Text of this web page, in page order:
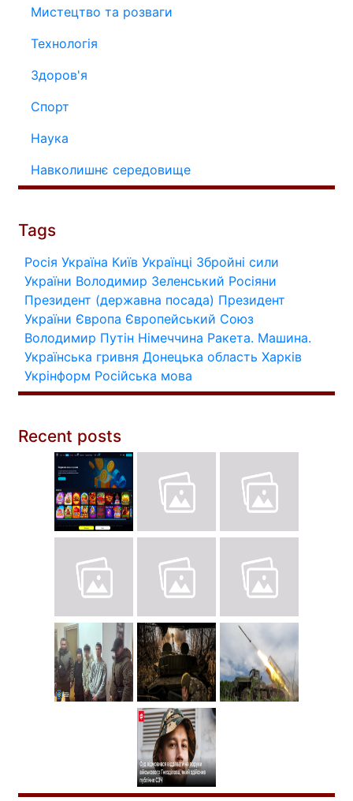
Мистецтво та розваги
Технологія
Здоров'я
Спорт
Наука
Навколишнє середовище
Tags
Росія Україна Київ Українці Збройні сили
України Володимир Зеленський Росіяни
Президент (державна посада) Президент
України Європа Європейський Союз
Володимир Путін Німеччина Ракета. Машина.
Українська гривня Донецька область Харків
Укрінформ Російська мова
Recent posts